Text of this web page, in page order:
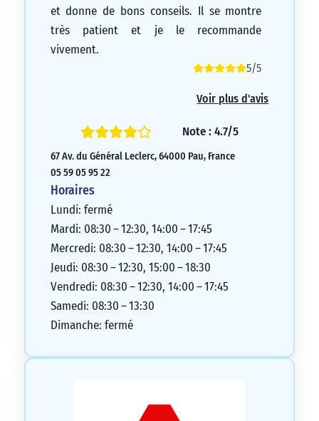
et donne de bons conseils. Il se montre
très patient et je le recommande
vivement.
5/5
Voir plus d'avis
Note : 4.7/5
67 Av. du Général Leclerc, 64000 Pau, France
05 59 05 95 22
Horaires
Lundi: fermé
Mardi: 08:30 – 12:30, 14:00 – 17:45
Mercredi: 08:30 – 12:30, 14:00 – 17:45
Jeudi: 08:30 – 12:30, 15:00 – 18:30
Vendredi: 08:30 – 12:30, 14:00 – 17:45
Samedi: 08:30 – 13:30
Dimanche: fermé